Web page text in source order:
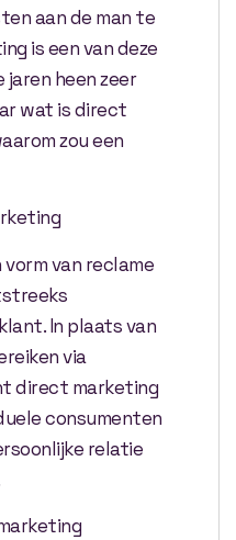
aan de man te
is een van deze
jaren heen zeer
wat is direct
zou een
van reclame
In plaats van
via
direct marketing
consumenten
relatie